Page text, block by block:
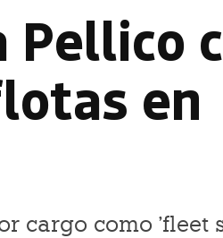
Pellico
en
cargo como 'fleet